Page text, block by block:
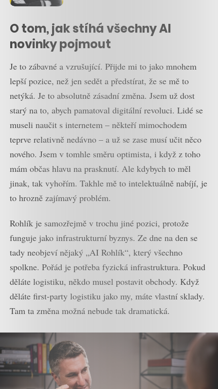
O tom, jak stíhá všechny AI
novinky pojmout
Je to zábavné a vzrušující. Přijde mi to jako mnohem
lepší pozice, než jen sedět a předstírat, že se mě to
netýká. Je to absolutně zásadní změna. Jsem už dost
starý na to, abych pamatoval digitální revoluci. Lidé se
museli naučit s internetem – někteří mimochodem
teprve relativně nedávno – a už se zase musí učit něco
nového. Jsem v tomhle směru optimista, i když z toho
mám občas hlavu na prasknutí. Ale kdybych to měl
jinak, tak vyhořím. Takhle mě to intelektuálně nabíjí, je
to hrozně zajímavý problém.
Rohlík je samozřejmě v trochu jiné pozici, protože
funguje jako infrastrukturní byznys. Ze dne na den se
tady neobjeví nějaký „AI Rohlík“, který všechno
spolkne. Pořád je potřeba fyzická infrastruktura. Pokud
děláte logistiku, někdo musel postavit obchody. Když
děláte first-party logistiku jako my, máte vlastní sklady.
Tam ta změna možná nebude tak dramatická.